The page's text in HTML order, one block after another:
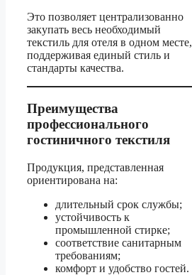
Это позволяет централизованно
закупать весь необходимый
текстиль для отеля в одном месте,
поддерживая единый стиль и
стандарты качества.
Преимущества
профессионального
гостиничного текстиля
Продукция, представленная
ориентирована на:
длительный срок службы;
устойчивость к
промышленной стирке;
соответствие санитарным
требованиям;
комфорт и удобство гостей.